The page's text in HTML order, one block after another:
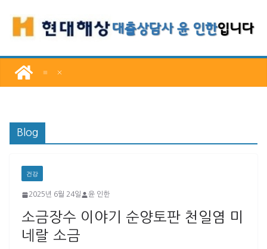
로
너
Blog
건강
2025년 6월 24일 윤 인한
소금장수 이야기 순양토판 천일염 미
네랄 소금